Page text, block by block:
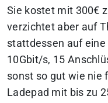
Sie kostet mit 300€
verzichtet aber auf
stattdessen auf eine
10Gbit/s, 15
sonst so gut wie nie
Ladepad mit bis zu